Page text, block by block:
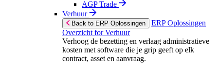
AGP Trade
Verhuur
Back to ERP Oplossingen
ERP Oplossingen
Overzicht for Verhuur
Verhoog de bezetting en verlaag administratieve
kosten met software die je grip geeft op elk
contract, asset en aanvraag.